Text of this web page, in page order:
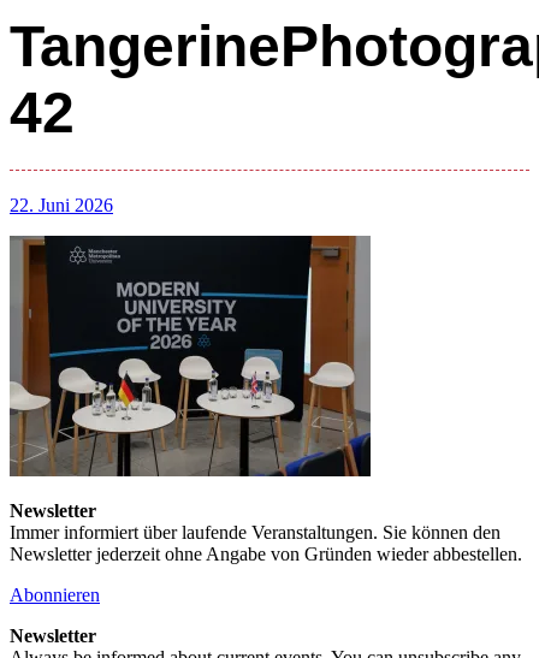
42
22. Juni 2026
Newsletter
Immer informiert über laufende Veranstaltungen. Sie können den
Newsletter jederzeit ohne Angabe von Gründen wieder abbestellen.
Abonnieren
Newsletter